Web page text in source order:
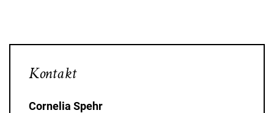
Kontakt
Cornelia Spehr